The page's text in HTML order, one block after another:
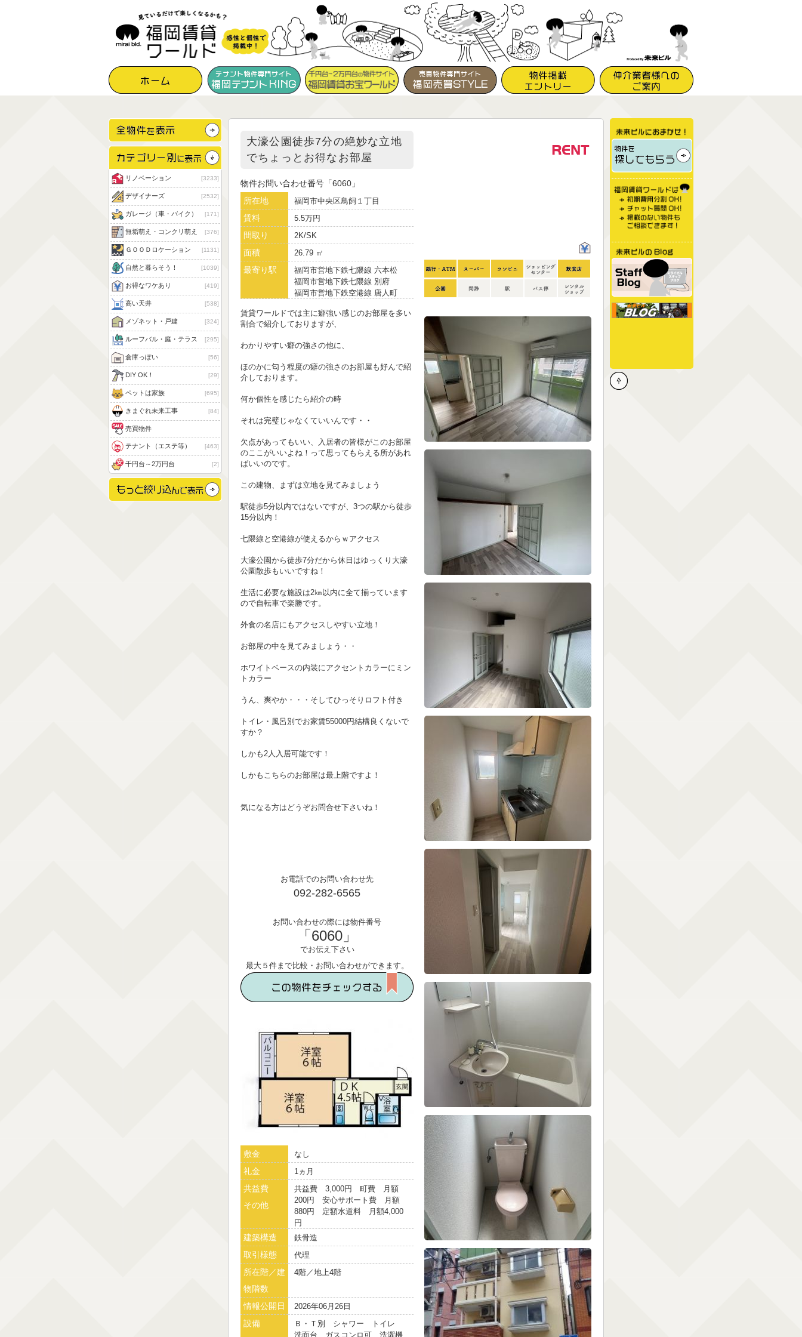
リノベーション 3233
デザイナーズ 2532
ガレージ（車・バイク） 171
無垢萌え・コンクリ萌え 376
ＧＯＯＤロケーション 1131
自然と暮らそう！ 1039
お得なワケあり 419
高い天井 538
メゾネット・戸建 324
ルーフバル・庭・テラス 295
倉庫っぽい 56
DIY OK！ 29
ペットは家族 695
きまぐれ未来工事 84
売買物件
テナント（エステ等） 463
千円台～2万円台 2
大濠公園徒歩7分の絶妙な立地
でちょっとお得なお部屋
物件お問い合わせ番号
6060
所在地
福岡市中央区鳥飼１丁目
賃料 5.5万円
間取り 2K/SK
面積 26.79 ㎡
最寄り駅
福岡市営地下鉄七隈線 六本松
福岡市営地下鉄七隈線 別府
福岡市営地下鉄空港線 唐人町
賃貸ワールドでは主に癖強い感じのお部屋を多い
割合で紹介しておりますが、
わかりやすい癖の強さの他に、
ほのかに匂う程度の癖の強さのお部屋も好んで紹
介しております。
何か個性を感じたら紹介の時
それは完璧じゃなくていいんです・・
欠点があってもいい、入居者の皆様がこのお部屋
のここがいいよね！って思ってもらえる所があれ
ばいいのです。
この建物、まずは立地を見てみましょう
駅徒歩5分以内ではないですが、3つの駅から徒歩
15分以内！
七隈線と空港線が使えるからｗアクセス
大濠公園から徒歩7分だから休日はゆっくり大濠
公園散歩もいいですね！
生活に必要な施設は2㎞以内に全て揃っています
ので自転車で楽勝です。
外食の名店にもアクセスしやすい立地！
お部屋の中を見てみましょう・・
ホワイトベースの内装にアクセントカラーにミン
トカラー
うん、爽やか・・・そしてひっそりロフト付き
トイレ・風呂別でお家賃55000円結構良くないで
すか？
しかも2人入居可能です！
しかもこちらのお部屋は最上階ですよ！
気になる方はどうぞお問合せ下さいね！
お電話でのお問い合わせ先
092-282-6565
お問い合わせの際には物件番号
「6060」
でお伝え下さい
最大５件まで比較・お問い合わせができます。
敷金 なし
礼金 1ヵ月
共益費
その他
共益費 3,000円 町費 月額
200円 安心サポート費 月額
880円 定額水道料 月額4,000
円
建築構造 鉄骨造
取引様態 代理
所在階／建
物階数
4階／地上4階
情報公開日 2026年06月26日
設備
Ｂ・Ｔ別 シャワー トイレ
洗面台 ガスコンロ可 洗濯機